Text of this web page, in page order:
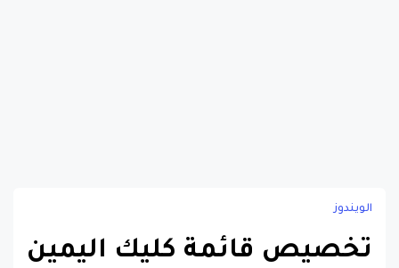
الويندوز
تخصيص قائمة كليك اليمين